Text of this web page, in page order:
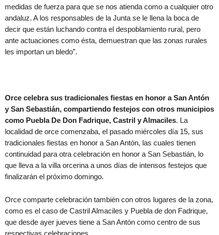
medidas de fuerza para que se nos atienda como a cualquier otro
andaluz. A los responsables de la Junta se le llena la boca de
decir que están luchando contra el despoblamiento rural, pero
ante actuaciones como ésta, demuestran que las zonas rurales
les importan un bledo”.
Orce celebra sus tradicionales fiestas en honor a San Antón
y San Sebastián, compartiendo festejos con otros municipios
como Puebla De Don Fadrique, Castril y Almaciles. La
localidad de orce comenzaba, el pasado miércoles día 15, sus
tradicionales fiestas en honor a San Antón, las cuales tienen
continuidad para otra celebración en honor a San Sebastián, lo
que lleva a la villa orcerina a unos días de intensos festejos que
finalizarán el próximo domingo.
Orce comparte celebración también con otros lugares de la zona,
como es el caso de Castril Almaciles y Puebla de don Fadrique,
que desde ayer jueves tiene a San Antón como centro de sus
respectivas celebraciones.